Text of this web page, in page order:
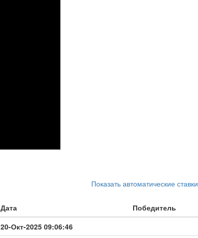
Показать автоматические ставки
Дата
Победитель
20-Окт-2025 09:06:46